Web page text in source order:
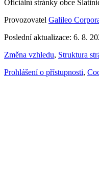
Oficiální stránky obce
Provozovatel Galileo
Poslední aktualizace: 6. 8.
Změna vzhledu, Struktura
Prohlášení o přístupnosti,